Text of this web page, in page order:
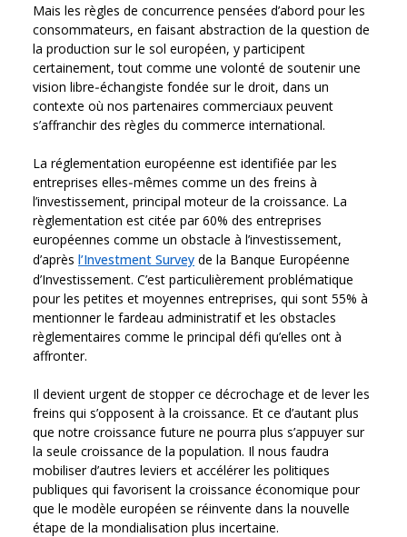
Mais les règles de concurrence pensées d’abord pour les
consommateurs, en faisant abstraction de la question de
la production sur le sol européen, y participent
certainement, tout comme une volonté de soutenir une
vision libre‑échangiste fondée sur le droit, dans un
contexte où nos partenaires commerciaux peuvent
s’affranchir des règles du commerce international.
La réglementation européenne est identifiée par les
entreprises elles‑mêmes comme un des freins à
l’investissement, principal moteur de la croissance. La
règlementation est citée par 60% des entreprises
européennes comme un obstacle à l’investissement,
d’après l’Investment Survey de la Banque Européenne
d’Investissement. C’est particulièrement problématique
pour les petites et moyennes entreprises, qui sont 55% à
mentionner le fardeau administratif et les obstacles
règlementaires comme le principal défi qu’elles ont à
affronter.
Il devient urgent de stopper ce décrochage et de lever les
freins qui s’opposent à la croissance. Et ce d’autant plus
que notre croissance future ne pourra plus s’appuyer sur
la seule croissance de la population. Il nous faudra
mobiliser d’autres leviers et accélérer les politiques
publiques qui favorisent la croissance économique pour
que le modèle européen se réinvente dans la nouvelle
étape de la mondialisation plus incertaine.